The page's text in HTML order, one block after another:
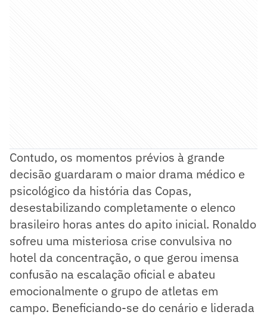
Contudo, os momentos prévios à grande
decisão guardaram o maior drama médico e
psicológico da história das Copas,
desestabilizando completamente o elenco
brasileiro horas antes do apito inicial. Ronaldo
sofreu uma misteriosa crise convulsiva no
hotel da concentração, o que gerou imensa
confusão na escalação oficial e abateu
emocionalmente o grupo de atletas em
campo. Beneficiando-se do cenário e liderada